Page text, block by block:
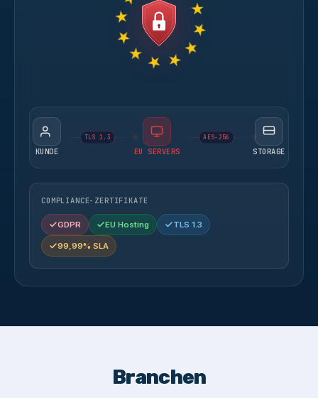
KUNDE
TLS 1.3
EU SERVERS
AES-256
STORAGE
COMPLIANCE-ZERTIFIKATE
GDPR EU Hosting TLS 1.3
99,99% SLA
Branchen